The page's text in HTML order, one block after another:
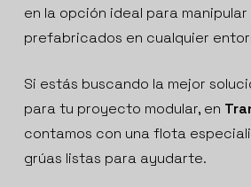
en la opción ideal para manipular
prefabricados en cualquier
Si estás buscando la mejor
para tu proyecto modular, en
contamos con una flota
grúas listas para ayudarte.